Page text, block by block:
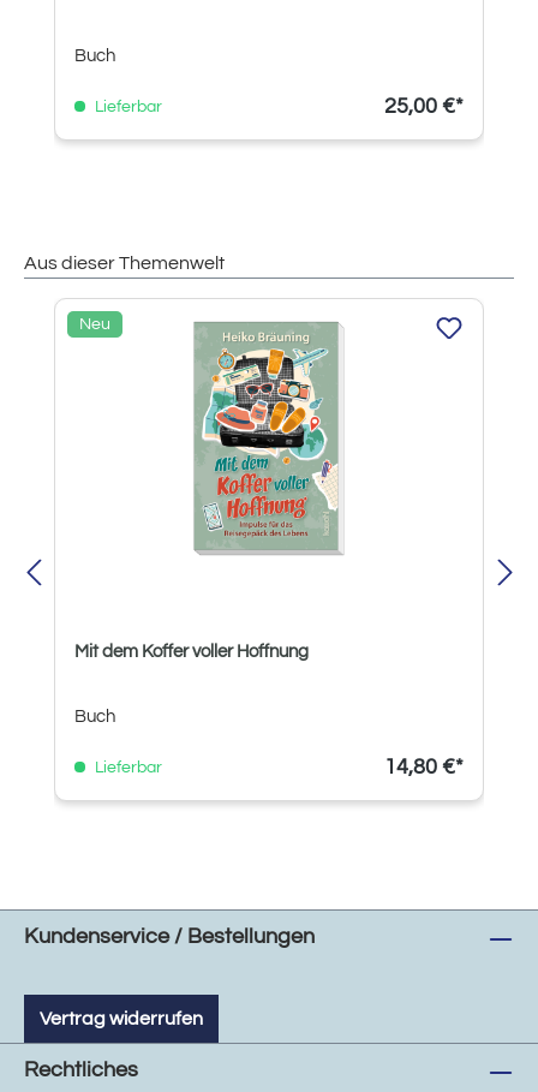
Buch
Lieferbar 25,00 €*
Aus dieser Themenwelt
Produktgalerie überspringen
Neu
Mit dem Koffer voller Hoffnung
Buch
Lieferbar 14,80 €*
Kundenservice / Bestellungen
Vertrag widerrufen
Rechtliches